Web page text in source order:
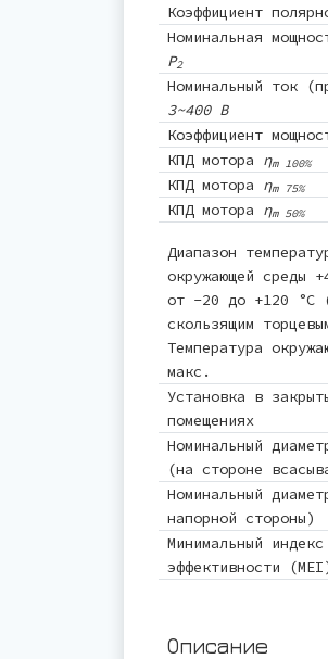
Коэффициент
Номинальная
P2
Номинальный ток
3~400 В
Коэффициент
КПД мотора ηm 100%
КПД мотора ηm 75%
КПД мотора ηm 50%
Диапазон
окружающей среды
от -20 до +120 °C
скользящим
Температура
макс.
Установка в
помещениях
Номинальный
(на стороне
Номинальный
напорной стороны)
Минимальный индекс
эффективности
Описание